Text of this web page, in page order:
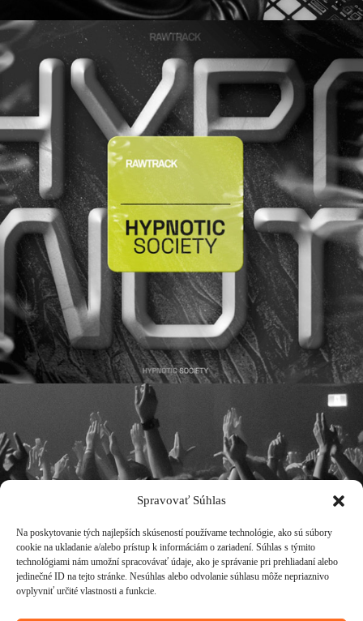
Spravovať Súhlas
Na poskytovanie tých najlepších skúseností používame technológie, ako sú súbory
cookie na ukladanie a/alebo prístup k informáciám o zariadení. Súhlas s týmito
technológiami nám umožní spracovávať údaje, ako je správanie pri prehliadaní alebo
jedinečné ID na tejto stránke. Nesúhlas alebo odvolanie súhlasu môže nepriaznivo
ovplyvniť určité vlastnosti a funkcie.